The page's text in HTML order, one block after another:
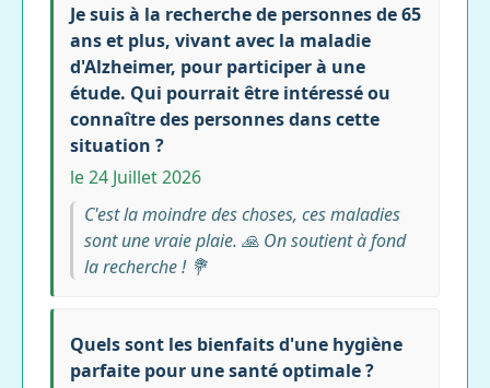
Je suis à la recherche de personnes de 65
ans et plus, vivant avec la maladie
d'Alzheimer, pour participer à une
étude. Qui pourrait être intéressé ou
connaître des personnes dans cette
situation ?
le 24 Juillet 2026
C'est la moindre des choses, ces maladies
sont une vraie plaie. 🙏 On soutient à fond
la recherche ! 💐
Quels sont les bienfaits d'une hygiène
parfaite pour une santé optimale ?